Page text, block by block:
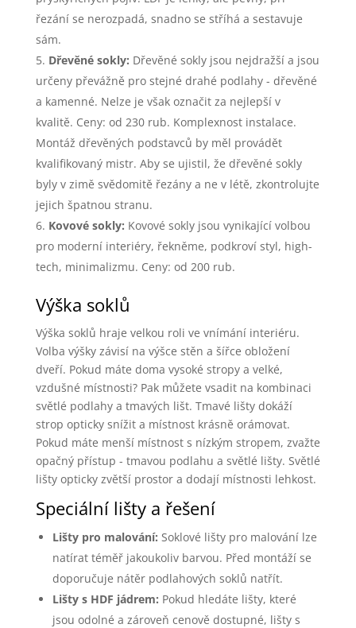
řezání se nerozpadá, snadno se stříhá a sestavuje
sám.
Dřevěné sokly: Dřevěné sokly jsou nejdražší a jsou
určeny převážně pro stejné drahé podlahy - dřevěné
a kamenné. Nelze je však označit za nejlepší v
kvalitě. Ceny: od 230 rub. Komplexnost instalace.
Montáž dřevěných podstavců by měl provádět
kvalifikovaný mistr. Aby se ujistil, že dřevěné sokly
byly v zimě svědomitě řezány a ne v létě, zkontrolujte
jejich špatnou stranu.
Kovové sokly: Kovové sokly jsou vynikající volbou
pro moderní interiéry, řekněme, podkroví styl, high-
tech, minimalizmu. Ceny: od 200 rub.
Výška soklů
Výška soklů hraje velkou roli ve vnímání interiéru.
Volba výšky závisí na výšce stěn a šířce obložení
dveří. Pokud máte doma vysoké stropy a velké,
vzdušné místnosti? Pak můžete vsadit na kombinaci
světlé podlahy a tmavých lišt. Tmavé lišty dokáží
strop opticky snížit a místnost krásně orámovat.
Pokud máte menší místnost s nízkým stropem, zvažte
opačný přístup - tmavou podlahu a světlé lišty. Světlé
lišty opticky zvětší prostor a dodají místnosti lehkost.
Speciální lišty a řešení
Lišty pro malování: Soklové lišty pro malování lze
natírat téměř jakoukoliv barvou. Před montáží se
doporučuje nátěr podlahových soklů natřít.
Lišty s HDF jádrem: Pokud hledáte lišty, které
jsou odolné a zároveň cenově dostupné, lišty s